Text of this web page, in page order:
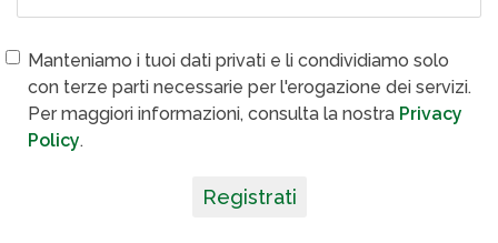
Manteniamo i tuoi dati privati e li condividiamo solo
con terze parti necessarie per l'erogazione dei servizi.
Per maggiori informazioni, consulta la nostra Privacy
Policy.
Registrati